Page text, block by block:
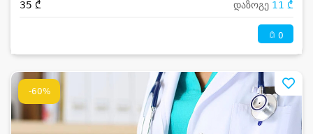
35 ₾ დაზოგე 11 ₾
0
-60%